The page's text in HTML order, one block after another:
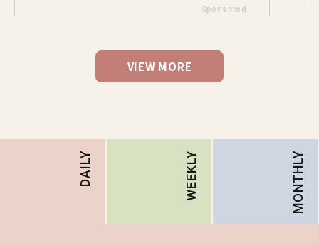
Sponsored
VIEW MORE
DAILY WEEKLY MONTHLY